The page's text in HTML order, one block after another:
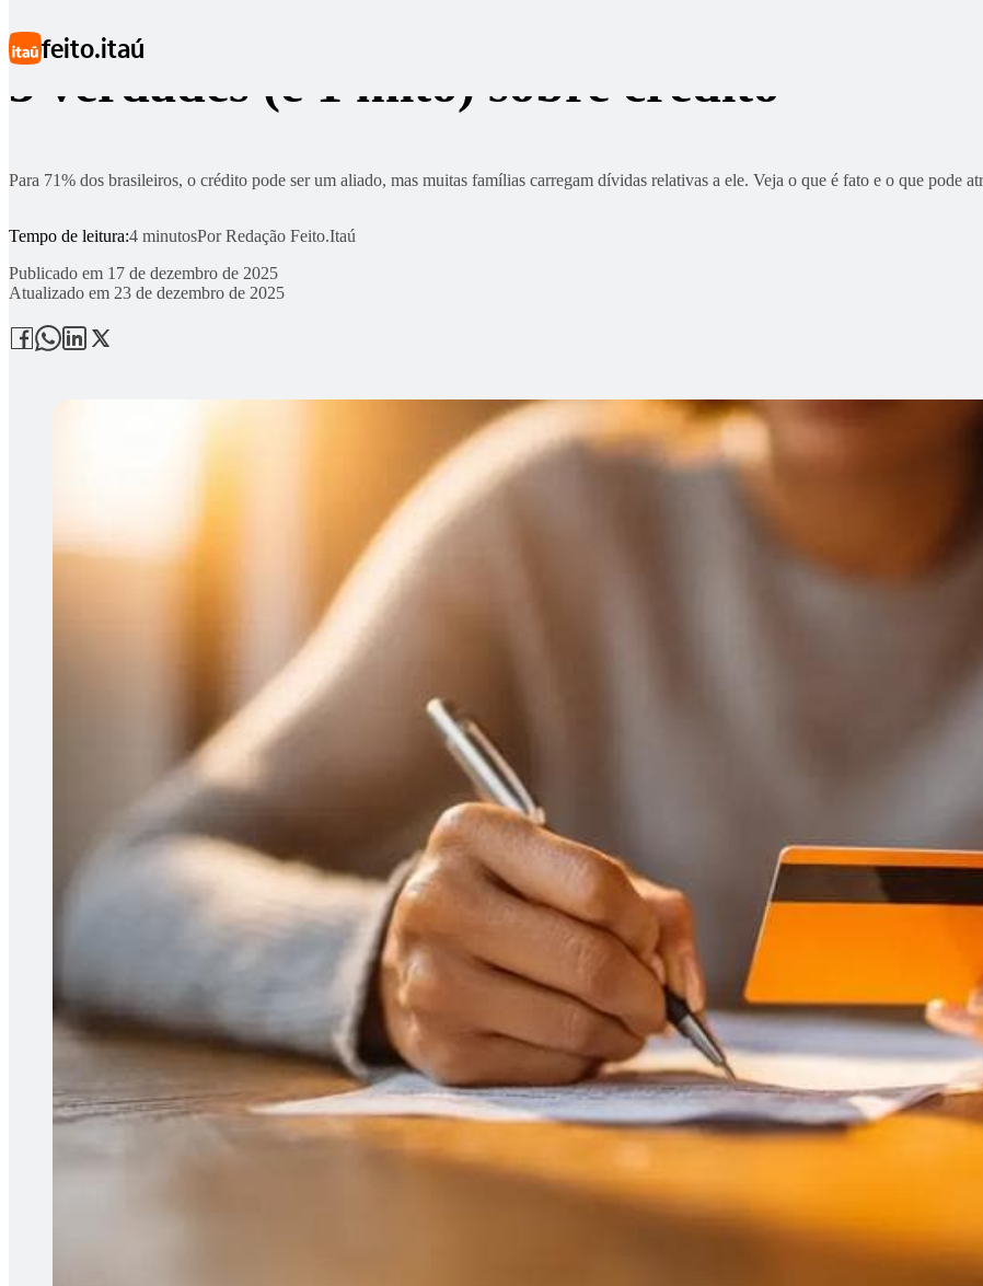
feito.itaú
3 verdades (e 1 mito) sobre crédito
Para 71% dos brasileiros, o crédito pode ser um aliado, mas muitas famílias carregam dívidas relativas a ele. Veja o que é fato e o que pode
Tempo de leitura:4 minutosPorRedação Feito.Itaú
Publicado em 17 de dezembro de 2025
Atualizado em 23 de dezembro de 2025